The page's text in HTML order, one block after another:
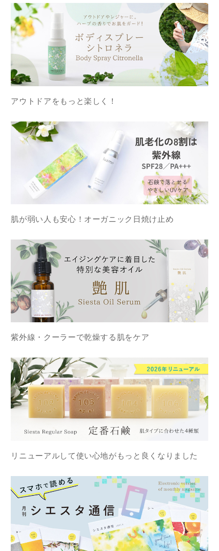
アウトドアをもっと楽しく！
肌が弱い人も安心！オーガニック日焼け止め
紫外線・クーラーで乾燥する肌をケア
リニューアルして使い心地がもっと良くなりました